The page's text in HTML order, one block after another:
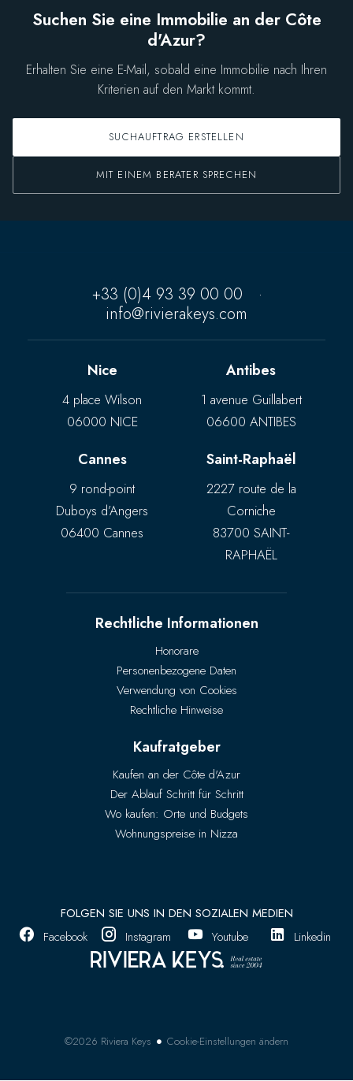
Suchen Sie eine Immobilie an der Côte
d'Azur?
Erhalten Sie eine E-Mail, sobald eine Immobilie nach Ihren
Kriterien auf den Markt kommt.
SUCHAUFTRAG ERSTELLEN
MIT EINEM BERATER SPRECHEN
+33 (0)4 93 39 00 00
·
info@rivierakeys.com
Nice
4 place Wilson
06000 NICE
Antibes
1 avenue Guillabert
06600 ANTIBES
Cannes
9 rond-point
Duboys d’Angers
06400 Cannes
Saint-Raphaël
2227 route de la
Corniche
83700 SAINT-
RAPHAËL
Rechtliche Informationen
Honorare
Personenbezogene Daten
Verwendung von Cookies
Rechtliche Hinweise
Kaufratgeber
Kaufen an der Côte d'Azur
Der Ablauf Schritt für Schritt
Wo kaufen: Orte und Budgets
Wohnungspreise in Nizza
FOLGEN SIE UNS IN DEN SOZIALEN MEDIEN
Facebook
Instagram Youtube Linkedin
©2026 Riviera Keys Cookie-Einstellungen ändern